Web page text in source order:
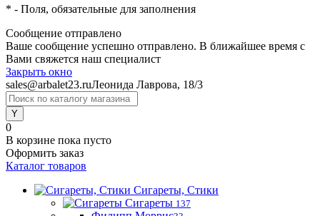
* - Поля, обязательные для заполнения
Сообщение отправлено
Ваше сообщение успешно отправлено. В ближайшее время с
Вами свяжется наш специалист
Закрыть окно
sales@arbalet23.ruЛеонида Лаврова, 18/3
0
В корзине пока пусто
Оформить заказ
Каталог товаров
Сигареты, Стики
Сигареты 137